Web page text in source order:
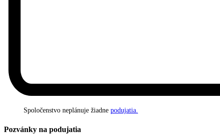
Spoločenstvo neplánuje žiadne podujatia.
Pozvánky na podujatia